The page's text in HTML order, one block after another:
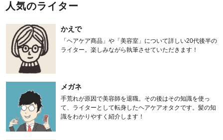
人気のライター
かえで
「ヘアケア商品」や「美容室」について詳しい20代後半の
ライター。楽しみながら執筆させていただきます！
メガネ
手荒れが原因で美容師を退職。その後はその知識を使っ
て、ライターとして転身したヘアケアオタクです。髪の知
識をわかりやすく紹介します！